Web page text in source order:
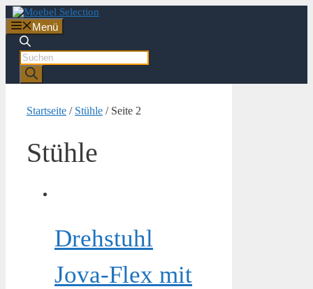
Zum
Inhalt
springen
Menü
Products
search
Startseite / Stühle / Seite 2
Stühle
Drehstuhl
Jova-Flex mit